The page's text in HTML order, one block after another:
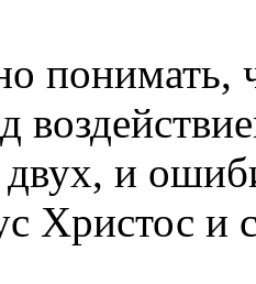
понимать,
и
Христос и